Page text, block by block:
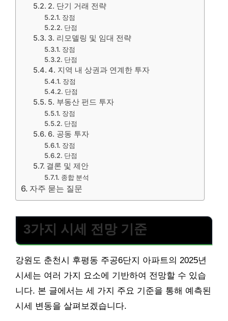
2. 단기 거래 전략
장점
단점
3. 리모델링 및 임대 전략
장점
단점
4. 지역 내 상권과 연계한 투자
장점
단점
5. 부동산 펀드 투자
장점
단점
6. 공동 투자
장점
단점
결론 및 제안
종합 분석
자주 묻는 질문
3가지 시세 전망 기준
강원도 춘천시 후평동 주공6단지 아파트의 2025년
시세는 여러 가지 요소에 기반하여 전망할 수 있습
니다. 본 글에서는 세 가지 주요 기준을 통해 예측된
시세 변동을 살펴보겠습니다.